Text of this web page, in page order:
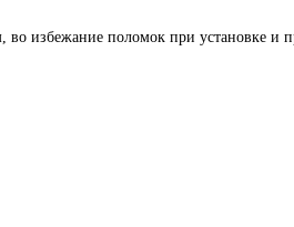
во избежание поломок при установке и